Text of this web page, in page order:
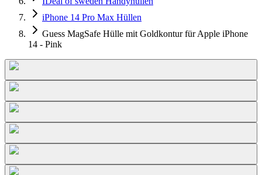
iPhone 14 Pro Max Hüllen
Guess MagSafe Hülle mit Goldkontur für Apple iPhone
14 - Pink